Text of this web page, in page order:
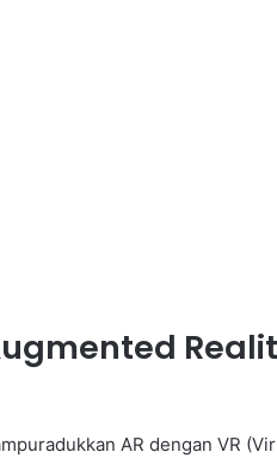
AR dengan VR